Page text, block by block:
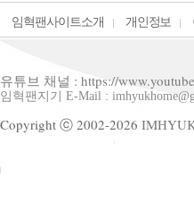
임혁팬사이트소개 개인정보
유튜브 채널 : https://
임혁팬지기 E-Mail :
Copyright ⓒ 2002-2026